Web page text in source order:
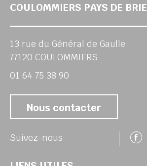
COULOMMIERS PAYS DE BRIE
13 rue du Général de Gaulle
77120 COULOMMIERS
01 64 75 38 90
Nous contacter
Suivez-nous